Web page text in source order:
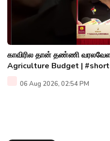
காவிரில தான் தண்ணி
Agriculture Budget |
06 Aug 2026, 02:54 PM